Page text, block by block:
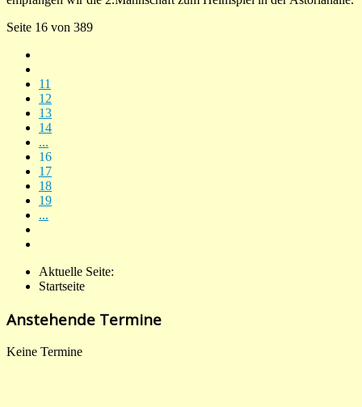
Seite 16 von 389
11
12
13
14
...
16
17
18
19
...
Aktuelle Seite:
Startseite
Anstehende Termine
Keine Termine